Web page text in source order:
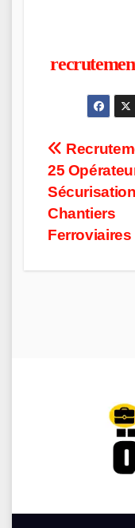
Post
25
Chantiers
Ferroviaires